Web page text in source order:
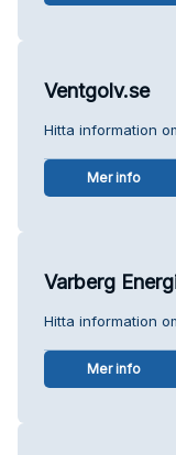
Ventgolv.se
Hitta information
Mer info
Varberg
Hitta information
Mer info